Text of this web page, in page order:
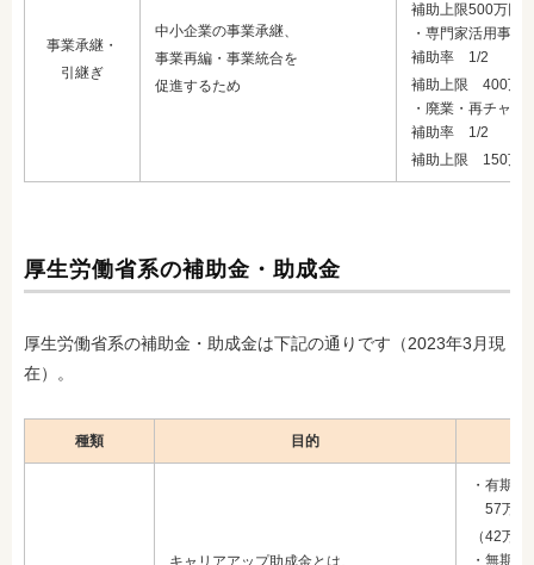
事業承継・
引継ぎ
中小企業の事業承継、
事業再編・事業統合を
促進するため
補助上限500万円
・専門家活用事業
補助率 1/2
補助上限 400万
・廃業・再チャレ
補助率 1/2
補助上限 150万
厚生労働省系の補助金・助成金
厚生労働省系の補助金・助成金は下記の通りです（2023年3月現
在）。
種類 目的
・有期
57万円
（42万
・無期